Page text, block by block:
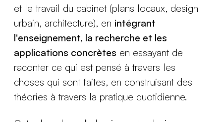
et le travail du cabinet (plans locaux, design
urbain, architecture), en intégrant
l'enseignement, la recherche et les
applications concrètes en essayant de
raconter ce qui est pensé à travers les
choses qui sont faites, en construisant des
théories à travers la pratique quotidienne.